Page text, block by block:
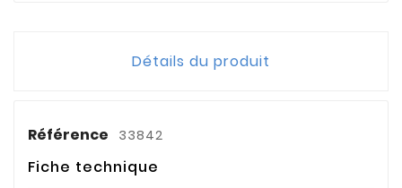
Détails du produit
Référence 33842
Fiche technique